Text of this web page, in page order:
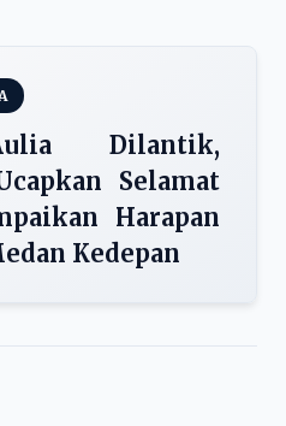
Aulia Dilantik,
Selamat
Harapan
Kedepan